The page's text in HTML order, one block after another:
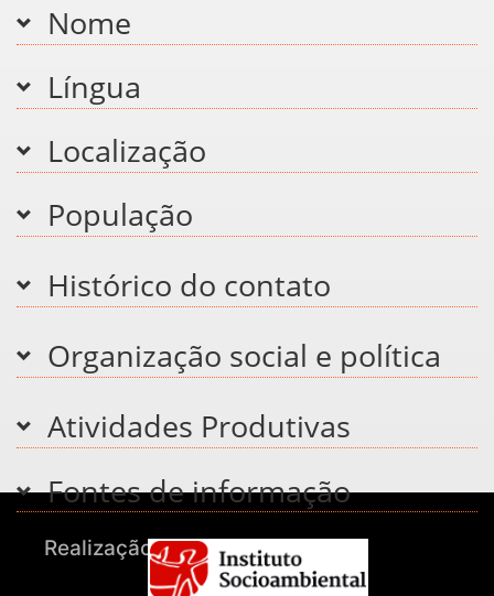
Nome
Língua
Localização
População
Histórico do contato
Organização social e política
Atividades Produtivas
Fontes de informação